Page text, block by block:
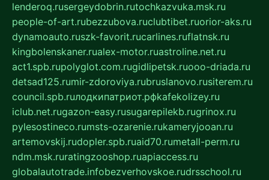
lenderoq.rusergeydobrin.rutochkazvuka.msk.ru
people-of-art.rubezzubova.ruclubtibet.ruorior-aks.ru
dynamoauto.ruszk-favorit.rucarlines.ruflatnsk.ru
kingbolenskaner.rualex-motor.ruastroline.net.ru
act1.spb.rupolyglot.com.rugidlipetsk.ruooo-driada.ru
detsad125.rumir-zdoroviya.rubruslanovo.rusiterem.ru
council.spb.ruлодкипатриот.рфkafekolizey.ru
iclub.net.rugazon-easy.rusugarepilekb.rugrinox.ru
pylesostineco.rumsts-ozarenie.rukameryjooan.ru
artemovskij.rudopler.spb.ruaid70.rumetall-perm.ru
ndm.msk.ruratingzooshop.ruapiaccess.ru
globalautotrade.infobezverhovskoe.rudrsschool.ru